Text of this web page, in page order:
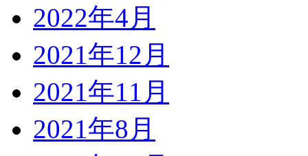
2022年4月
2021年12月
2021年11月
2021年8月